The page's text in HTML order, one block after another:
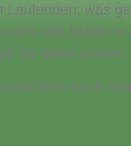
Laufenden, was
Wir haben in
Dir teilen wollen.
Dich noch